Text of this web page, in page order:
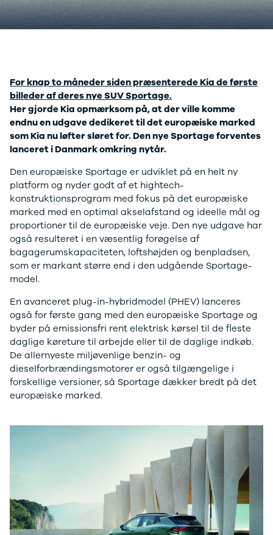
Anmeldelser
Privatleasing
Kampagner
Privatleasing
Kampagner
X-Trail
Modeller
Anmeldelser
Privatleasing
Kampagner
OMODA
5 EV
Modeller
Anmeldelser
Privatleasing
Kampagner
JAECOO
J5 EV
Anmeldelser
Privatleasing
Kampagner
Ford
F-150
Modeller
Anmeldelser
Alle nye biler
Clever
ladeløsning
Ladekabler
A4
A5
A6
Q3
Q4 e-tron
Q5
Q7
S3
SQ5
SQ7
e-tron
TT
S5
RS6
Se alle BMW
Elbil
120d
X1
iX1
2-serie
218i
218d
220i
225xe
i3s
Skiferie i elbil
20 års fødselsdag
Sommerferie med elbil
gennemgange af nye
biler på vores youtube-
kanal Bilguiden.
For knap to måneder siden præsenterede Kia de første
billeder af deres nye SUV Sportage.
Her gjorde Kia opmærksom på, at der ville komme
endnu en udgave dedikeret til det europæiske marked
som Kia nu løfter sløret for. Den nye Sportage forventes
lanceret i Danmark omkring nytår.
Den europæiske Sportage er udviklet på en helt ny
platform og nyder godt af et hightech-
konstruktionsprogram med fokus på det europæiske
marked med en optimal akselafstand og ideelle mål og
proportioner til de europæiske veje. Den nye udgave har
også resulteret i en væsentlig forøgelse af
bagagerumskapaciteten, loftshøjden og benpladsen,
som er markant større end i den udgående Sportage-
model.
En avanceret plug-in-hybridmodel (PHEV) lanceres
også for første gang med den europæiske Sportage og
byder på emissionsfri rent elektrisk kørsel til de fleste
daglige køreture til arbejde eller til de daglige indkøb.
De allernyeste miljøvenlige benzin- og
dieselforbrændingsmotorer er også tilgængelige i
forskellige versioner, så Sportage dækker bredt på det
europæiske marked.